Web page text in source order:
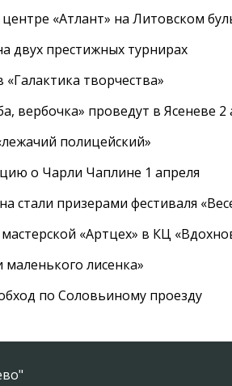
«Атлант» на Литовском
двух престижных турнирах
творчества»
вербочка» проведут в Ясеневе 2
полицейский»
о Чарли Чаплине 1 апреля
призерами фестиваля
«Артцех» в КЦ
маленького лисенка»
по Соловьиному проезду